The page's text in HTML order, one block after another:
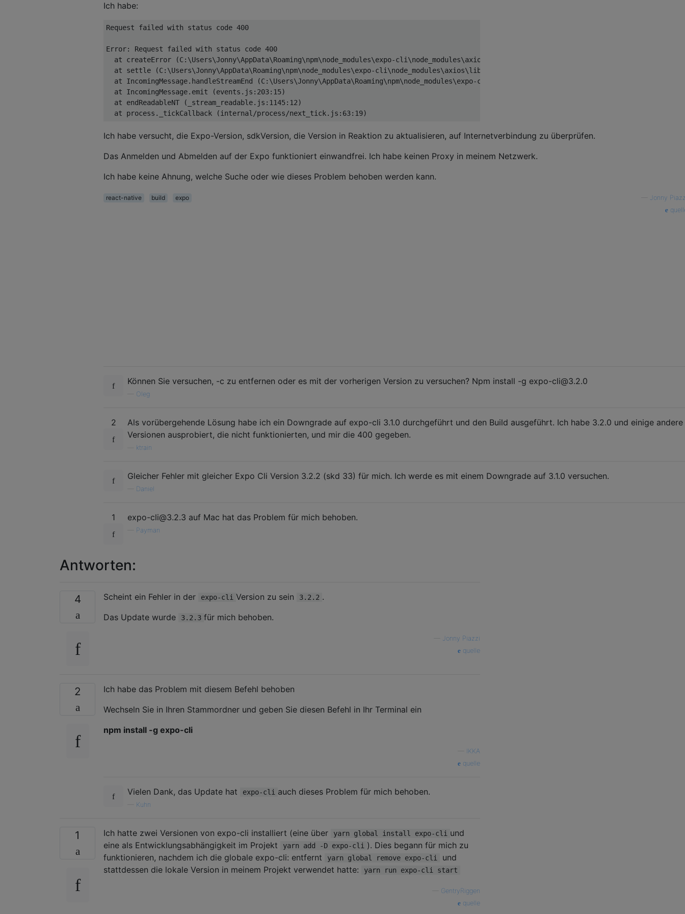
Ich habe:
Request failed with status code 400
Error: Request failed with status code 400
  at createError (C:\Users\Jonny\AppData\Roaming\npm\node_modules\expo-cli\node_modules\axios\lib\core\createError.js:16:15)
  at settle (C:\Users\Jonny\AppData\Roaming\npm\node_modules\expo-cli\node_modules\axios\lib\core\settle.js:17:12)
  at IncomingMessage.handleStreamEnd (C:\Users\Jonny\AppData\Roaming\npm\node_modules\expo-cli\node_modules\axios\lib\adapters\http.js:237:11)
  at IncomingMessage.emit (events.js:203:15)
  at endReadableNT (_stream_readable.js:1145:12)
Ich habe versucht, die Expo-Version, sdkVersion, die Version in Reaktion zu aktualisieren, auf Internetverbindung zu überprüfen.
Das Anmelden und Abmelden auf der Expo funktioniert einwandfrei. Ich habe keinen Proxy in meinem Netzwerk.
Ich habe keine Ahnung, welche Suche oder wie dieses Problem behoben werden kann.
react-native build expo
Jonny
Können Sie versuchen, -c zu entfernen oder es mit der vorherigen Version zu versuchen? Npm install -g expo-cli@3.2.0
Oleg
2
Als vorübergehende Lösung habe ich ein Downgrade auf expo-cli 3.1.0 durchgeführt und den Build ausgeführt. Ich habe 3.2.0 und einige andere
Versionen ausprobiert, die nicht funktionierten, und mir die 400 gegeben.
ktrain
Gleicher Fehler mit gleicher Expo Cli Version 3.2.2 (skd 33) für mich. Ich werde es mit einem Downgrade auf 3.1.0 versuchen.
Daniel
1 expo-cli@3.2.3 auf Mac hat das Problem für mich behoben.
Payman
Antworten:
4 Scheint ein Fehler in der expo-cli Version zu sein 3.2.2 .
Das Update wurde
3.2.3 für mich behoben.
Jonny Piazzi
quelle
2
Ich habe das Problem mit diesem Befehl behoben
Wechseln Sie in Ihren Stammordner und geben Sie diesen Befehl in Ihr Terminal ein
npm install -g expo-cli
IKKA
quelle
Vielen Dank, das Update hat expo-cli auch dieses Problem für mich behoben.
Kuhn
1 Ich hatte zwei Versionen von expo-cli installiert (eine über yarn global install expo-cli und
eine als Entwicklungsabhängigkeit im Projekt
yarn add -D expo-cli ). Dies begann für mich zu
funktionieren, nachdem ich die globale expo-cli: entfernt
yarn global remove expo-cli
und
stattdessen die lokale Version in meinem Projekt verwendet hatte:
yarn run expo-cli start
GentryRiggen
quelle